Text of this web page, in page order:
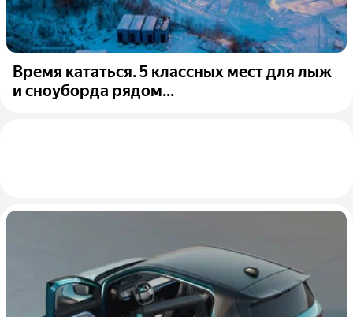
Время кататься. 5 классных мест для лыж
и сноуборда рядом...